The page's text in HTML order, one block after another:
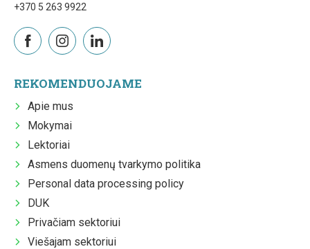
+370 5 263 9922
REKOMENDUOJAME
Apie mus
Mokymai
Lektoriai
Asmens duomenų tvarkymo politika
Personal data processing policy
DUK
Privačiam sektoriui
Viešajam sektoriui